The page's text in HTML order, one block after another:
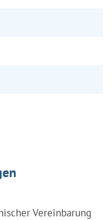
Vereinbarung